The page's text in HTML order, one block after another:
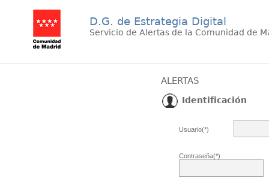
D.G. de Estrategia Digital
Servicio de Alertas de la Comunidad de
ALERTAS
Identificación
Usuario(*)
Contraseña(*)